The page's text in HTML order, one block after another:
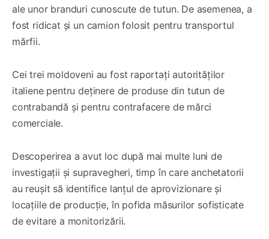
ale unor branduri cunoscute de tutun. De asemenea, a
fost ridicat și un camion folosit pentru transportul
mărfii.
Cei trei moldoveni au fost raportați autorităților
italiene pentru deținere de produse din tutun de
contrabandă și pentru contrafacere de mărci
comerciale.
Descoperirea a avut loc după mai multe luni de
investigații și supravegheri, timp în care anchetatorii
au reușit să identifice lanțul de aprovizionare și
locațiile de producție, în pofida măsurilor sofisticate
de evitare a monitorizării.